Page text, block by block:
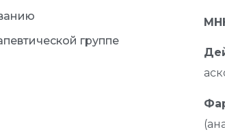
группе